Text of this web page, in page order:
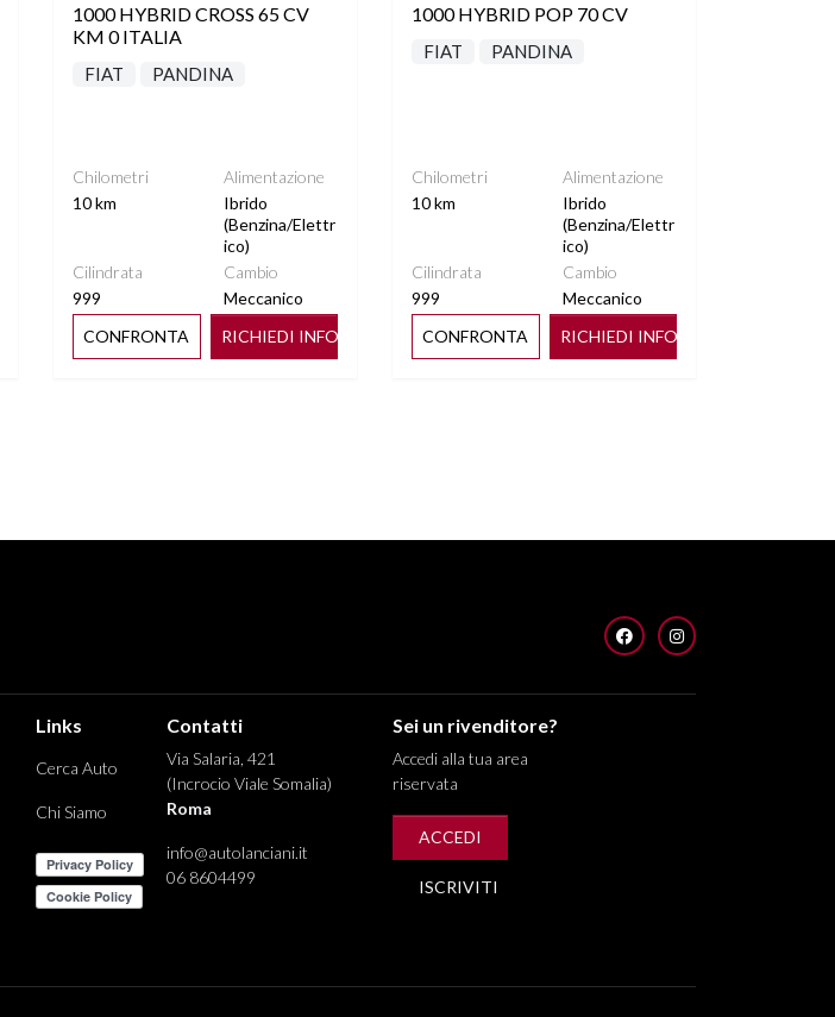
1000 HYBRID CROSS 65 CV
KM 0 ITALIA
FIAT PANDINA
Chilometri
10 km
Alimentazione
Ibrido
(Benzina/Elettr
ico)
Cilindrata
999
Cambio
Meccanico
CONFRONTA
RICHIEDI INFO
1000 HYBRID POP 70 CV
FIAT PANDINA
Chilometri
10 km
Alimentazione
Ibrido
(Benzina/Elettr
ico)
Cilindrata
999
Cambio
Meccanico
CONFRONTA
RICHIEDI INFO
FACEBOOKINSTAGRAM
Links
Cerca Auto
Chi Siamo
Contatti
Via Salaria, 421
(Incrocio Viale Somalia)
Roma
info@autolanciani.it
06 8604499
Sei un rivenditore?
Accedi alla tua area
riservata
ACCEDI
ISCRIVITI